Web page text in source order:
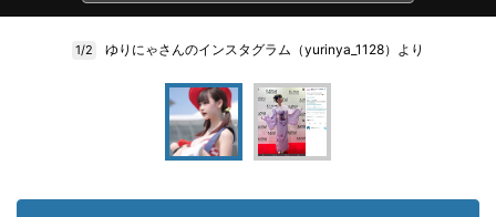
1/2 ゆりにゃさんのインスタグラム（yurinya_1128）より